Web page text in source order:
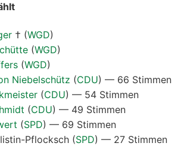
† (WGD)
(WGD)
(WGD)
Niebelschütz (CDU) — 66 Stimmen
(CDU) — 54 Stimmen
(CDU) — 49 Stimmen
(SPD) — 69 Stimmen
Pflocksch (SPD) — 27 Stimmen